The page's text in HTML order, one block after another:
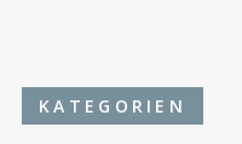
KATEGORIEN